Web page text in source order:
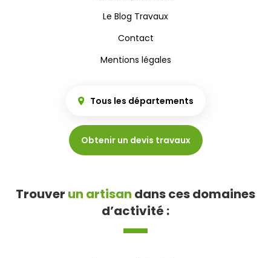
Le Blog Travaux
Contact
Mentions légales
Tous les départements
Obtenir un devis travaux
Trouver un artisan dans ces domaines
d’activité :